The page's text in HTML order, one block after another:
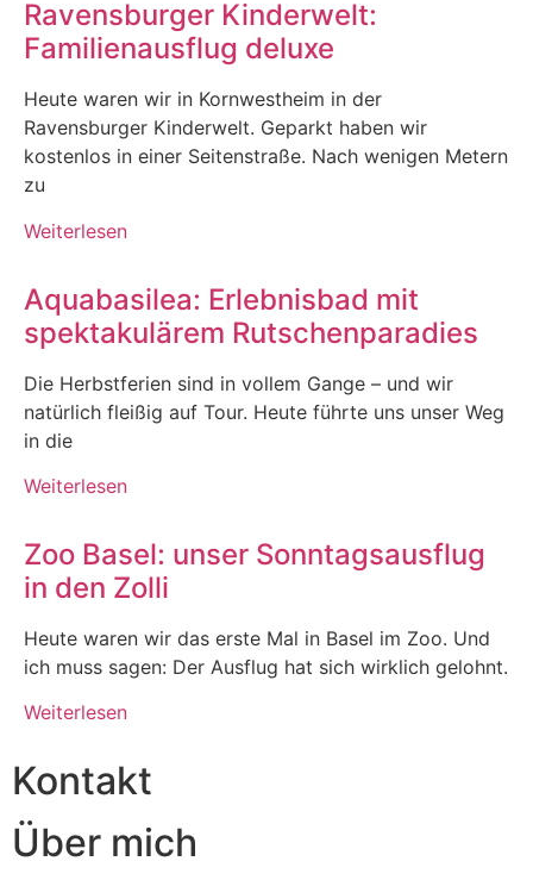
Ravensburger Kinderwelt:
Familienausflug deluxe
Heute waren wir in Kornwestheim in der
Ravensburger Kinderwelt. Geparkt haben wir
kostenlos in einer Seitenstraße. Nach wenigen Metern
zu
Weiterlesen
Aquabasilea: Erlebnisbad mit
spektakulärem Rutschenparadies
Die Herbstferien sind in vollem Gange – und wir
natürlich fleißig auf Tour. Heute führte uns unser Weg
in die
Weiterlesen
Zoo Basel: unser Sonntagsausflug
in den Zolli
Heute waren wir das erste Mal in Basel im Zoo. Und
ich muss sagen: Der Ausflug hat sich wirklich gelohnt.
Weiterlesen
Kontakt
Über mich